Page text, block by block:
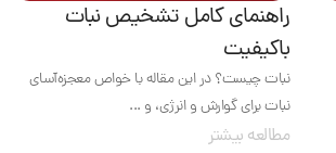
راهنمای کامل تشخیص نبات
باکیفیت
نبات چیست؟ در این مقاله با خواص معجزه‌آسای
نبات برای گوارش و انرژی، و ...
مطالعه بیشتر